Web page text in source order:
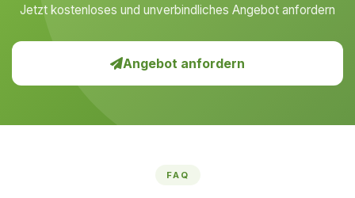
Jetzt kostenloses und unverbindliches Angebot anfordern
Angebot anfordern
FAQ